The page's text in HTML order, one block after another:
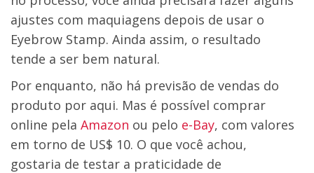
ajustes com maquiagens depois de usar o
Eyebrow Stamp. Ainda assim, o resultado
tende a ser bem natural.
Por enquanto, não há previsão de vendas do
produto por aqui. Mas é possível comprar
online pela Amazon ou pelo e-Bay, com valores
em torno de US$ 10. O que você achou,
gostaria de testar a praticidade de